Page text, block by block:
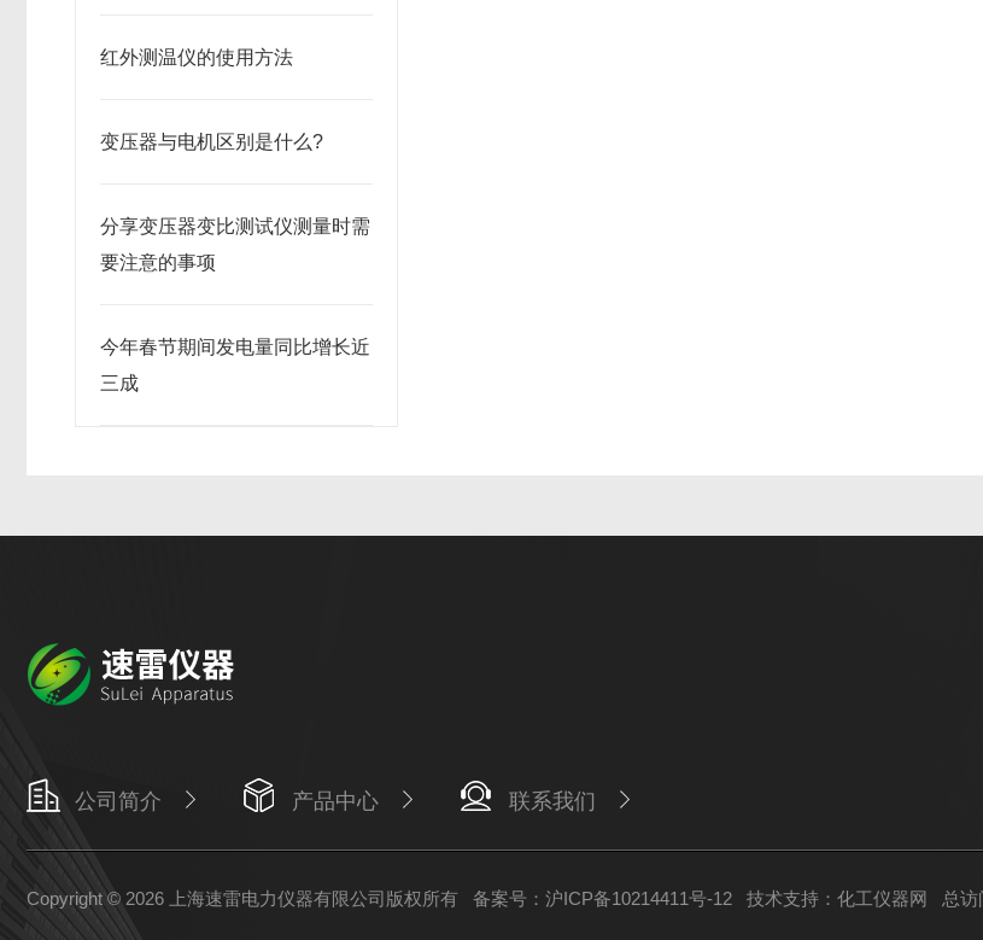
红外测温仪的使用方法
变压器与电机区别是什么?
分享变压器变比测试仪测量时需
要注意的事项
今年春节期间发电量同比增长近
三成
公司简介 产品中心 联系我们
Copyright © 2026 上海速雷电力仪器有限公司版权所有 备案号：沪ICP备10214411号-12 技术支持： 化工仪器网 总访